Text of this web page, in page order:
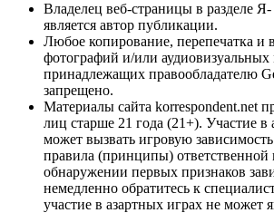
Владелец веб-страницы в разделе
является автор публикации.
Любое копирование, перепечатка и
фотографий и/или аудиовизуальных
принадлежащих правообладателю
запрещено.
Материалы сайта korrespondent.net
лиц старше 21 года (21+). Участие в
может вызвать игровую
правила (принципы)
обнаружении первых признаков
немедленно обратитесь к
участие в азартных играх не может